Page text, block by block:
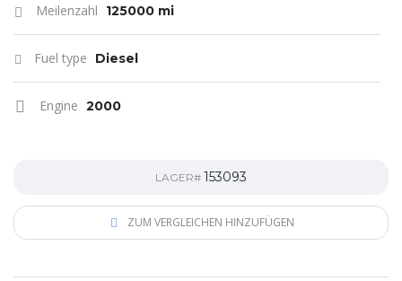
Meilenzahl 125000 mi
Fuel type Diesel
Engine 2000
LAGER# 153093
ZUM VERGLEICHEN HINZUFÜGEN